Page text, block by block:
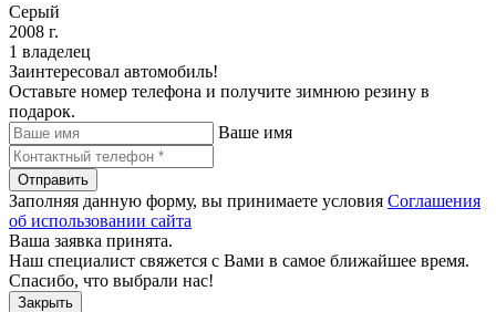
Серый
2008 г.
1 владелец
Заинтересовал автомобиль!
Оставьте номер телефона и получите зимнюю резину в
подарок.
Ваше имя
Отправить
Заполняя данную форму, вы принимаете условия Соглашения
об использовании сайта
Ваша заявка принята.
Наш специалист свяжется с Вами в самое ближайшее время.
Спасибо, что выбрали нас!
Закрыть